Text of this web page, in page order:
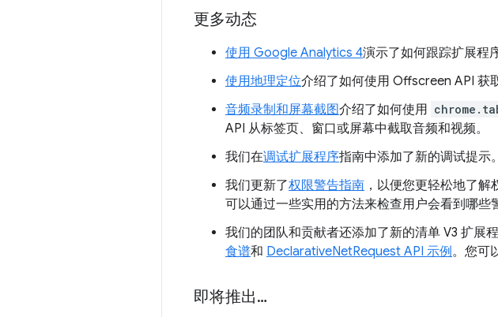
更多动态
使用 Google Analytics 4演示了如何跟踪扩展程
使用地理定位介绍了如何使用 Offscreen API 获
音频录制和屏幕截图介绍了如何使用
API 从标签页、窗口或屏幕中截取音频和视频。
我们在调试扩展程序指南中添加了新的调试提示。
我们更新了权限警告指南 ，以便您更轻松地了
可以通过一些实用的方法来检查用户会看到哪些
我们的团队和贡献者还添加了新的清单 V3 扩展
食谱和 DeclarativeNetRequest API 示例。您可
即将推出…